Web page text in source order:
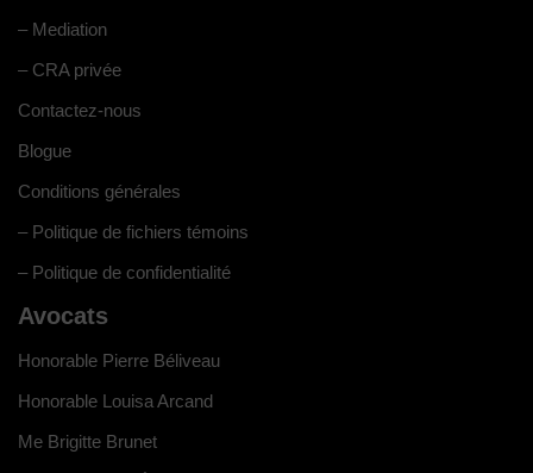
– Mediation
– CRA privée
Contactez-nous
Blogue
Conditions générales
– Politique de fichiers témoins
– Politique de confidentialité
Avocats
Honorable Pierre Béliveau
Honorable Louisa Arcand
Me Brigitte Brunet